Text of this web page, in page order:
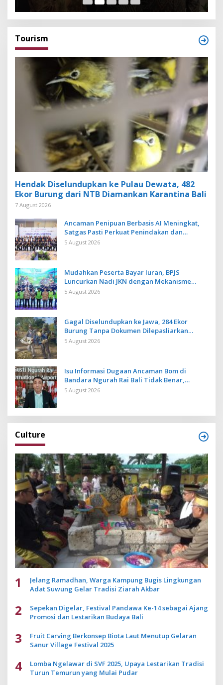
Tourism
Hendak Diselundupkan ke Pulau Dewata, 482
Ekor Burung dari NTB Diamankan Karantina Bali
7 August 2026
Ancaman Penipuan Berbasis AI Meningkat,
Satgas Pasti Perkuat Penindakan dan
Pengembangan Aplikasi Anti Penipuan
5 August 2026
Mudahkan Peserta Bayar Iuran, BPJS
Luncurkan Nadi JKN dengan Mekanisme
Menabung
5 August 2026
Gagal Diselundupkan ke Jawa, 284 Ekor
Burung Tanpa Dokumen Dilepasliarkan
Cegah Ancaman Penyakit
5 August 2026
Isu Informasi Dugaan Ancaman Bom di
Bandara Ngurah Rai Bali Tidak Benar,
Operasional Penerbangan Lancar
5 August 2026
Culture
1
Jelang Ramadhan, Warga Kampung Bugis Lingkungan
Adat Suwung Gelar Tradisi Ziarah Akbar
2
Sepekan Digelar, Festival Pandawa Ke-14 sebagai Ajang
Promosi dan Lestarikan Budaya Bali
3
Fruit Carving Berkonsep Biota Laut Menutup Gelaran
Sanur Village Festival 2025
4
Lomba Ngelawar di SVF 2025, Upaya Lestarikan Tradisi
Turun Temurun yang Mulai Pudar